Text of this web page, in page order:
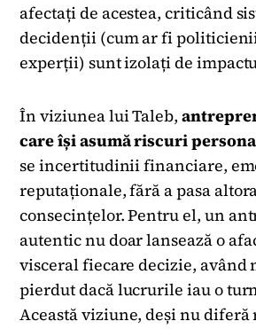
afectați de acestea, criticând
decidenții (cum ar fi
experții) sunt izolați de
În viziunea lui Taleb,
care își asumă riscuri
se incertitudinii financiare,
reputaționale, fără a pasa
consecințelor. Pentru el, un
autentic nu doar lansează o
visceral fiecare decizie, având
pierdut dacă lucrurile iau o
Această viziune, deși nu diferă